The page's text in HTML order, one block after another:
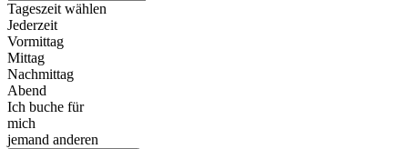
Tageszeit wählen
Jederzeit
Vormittag
Mittag
Nachmittag
Abend
Ich buche für
mich
jemand anderen